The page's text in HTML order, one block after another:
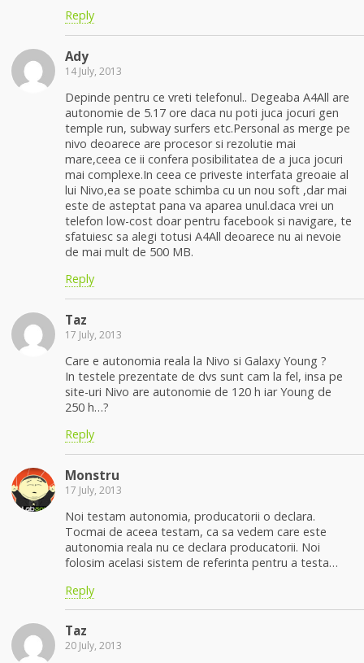
Reply
Ady
14 July, 2013
Depinde pentru ce vreti telefonul.. Degeaba A4All are
autonomie de 5.17 ore daca nu poti juca jocuri gen
temple run, subway surfers etc.Personal as merge pe
nivo deoarece are procesor si rezolutie mai
mare,ceea ce ii confera posibilitatea de a juca jocuri
mai complexe.In ceea ce priveste interfata greoaie al
lui Nivo,ea se poate schimba cu un nou soft ,dar mai
este de asteptat pana va aparea unul.daca vrei un
telefon low-cost doar pentru facebook si navigare, te
sfatuiesc sa alegi totusi A4All deoarece nu ai nevoie
de mai mult de 500 MB.
Reply
Taz
17 July, 2013
Care e autonomia reala la Nivo si Galaxy Young ?
In testele prezentate de dvs sunt cam la fel, insa pe
site-uri Nivo are autonomie de 120 h iar Young de
250 h…?
Reply
Monstru
17 July, 2013
Noi testam autonomia, producatorii o declara.
Tocmai de aceea testam, ca sa vedem care este
autonomia reala nu ce declara producatorii. Noi
folosim acelasi sistem de referinta pentru a testa…
Reply
Taz
20 July, 2013